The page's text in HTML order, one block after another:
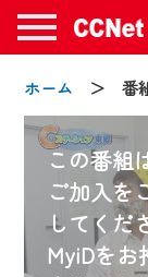
ホーム ＞ 番
この番組
ご加入を
してくだ
MyiDを